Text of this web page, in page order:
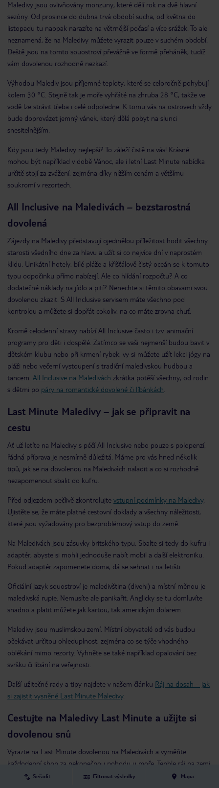
Seřadit Filtrovat výsledky Mapa
Maledivy jsou ovlivňovány monzuny, které dělí rok na dvě hlavní
sezóny. Od prosince do dubna trvá období sucha, od května do
listopadu tu naopak narazíte na větrnější počasí a více srážek. To ale
neznamená, že na Maledivy můžete vyrazit pouze v suchém období.
Deště jsou na tomto souostroví převážně ve formě přeháněk, tudíž
vám dovolenou rozhodně nezkazí.
Výhodou Malediv jsou příjemné teploty, které se celoročně pohybují
kolem 30 °C. Stejně tak je moře vyhřáté na zhruba 28 °C, takže ve
vodě lze strávit třeba i celé odpoledne. K tomu vás na ostrovech vždy
bude doprovázet jemný vánek, který dělá pobyt na slunci
snesitelnějším.
Kdy jsou tedy Maledivy nejlepší? To záleží čistě na vás! Krásné
mohou být například v době Vánoc, ale i letní Last Minute nabídka
určitě stojí za zvážení, zejména díky nižším cenám a většímu
soukromí v rezortech.
All Inclusive na Maledivách – bezstarostná
dovolená
Zájezdy na Maledivy představují ojedinělou příležitost hodit všechny
starosti všedního dne za hlavu a užít si co nejvíce dní v naprostém
klidu. Unikátní hotely, bílé pláže a křišťálově čistý oceán se k tomuto
typu odpočinku přímo nabízejí. Ale co hlídání rozpočtu? A co
dodatečné náklady na jídlo a pití? Nenechte si těmito obavami svou
dovolenou zkazit. S All Inclusive servisem máte všechno pod
kontrolou a můžete si dopřát cokoliv, na co máte zrovna chuť.
Kromě celodenní stravy nabízí All Inclusive často i tzv. animační
programy pro děti i dospělé. Zatímco se vaši nejmenší budou bavit v
dětském klubu nebo při krmení rybek, vy si můžete užít lekci jógy na
pláži nebo večerní vystoupení s tradiční maledivskou hudbou a
tancem. All Inclusive na Maledivách zkrátka potěší všechny, od rodin
s dětmi po páry na romantické dovolené či líbánkách
Last Minute Maledivy – jak se připravit na
cestu
Ať už letíte na Maledivy s péčí All Inclusive nebo pouze s polopenzí,
řádná příprava je nesmírně důležitá. Máme pro vás hned několik
tipů, jak se na dovolenou na Maledivách naladit a co si rozhodně
nezapomenout sbalit do kufru.
Před odjezdem pečlivě zkontrolujte vstupní podmínky na Maledivy.
Ujistěte se, že máte platné cestovní doklady a všechny náležitosti,
které jsou vyžadovány pro bezproblémový vstup do země.
Na Maledivách jsou zásuvky britského typu. Sbalte si tedy do kufru i
adaptér, abyste si mohli jednoduše nabít mobil a další elektroniku.
Pokud adaptér zapomenete doma, dá se sehnat i na letišti.
Oficiální jazyk souostroví je maledivština (divehi) a místní měnou je
maledivská rupie. Nemusíte ale panikařit. Anglicky se tu domluvíte
snadno a platit můžete jak kartou, tak americkým dolarem.
Maledivy jsou muslimskou zemí. Místní obyvatelé od vás budou
očekávat určitou ohleduplnost, zejména co se týče vhodného
oblékání mimo rezorty. Vyhněte se také například opalování bez
svršku či líbání na veřejnosti.
Další užitečné rady a tipy najdete v našem článku Ráj na dosah – jak
si zajistit vysněné Last Minute Maledivy.
Cestujte na Maledivy Last Minute a užijte si
dovolenou snů
Vyrazte na Last Minute dovolenou na Maledivách a vyměňte
každodenní shon za nekonečnou pohodu u moře. Tenhle ráj na zemi
si nesmíte nechat ujít, zvlášť když vás od něj dělí jen pár kliknutí a